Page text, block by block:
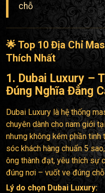
chỗ
🌟 Top 10 Địa Chỉ
Thích Nhất
1. Dubai Luxury –
Đúng Nghĩa Đẳng
Dubai Luxury là hệ thống
chuyên dành cho nam giới
nhưng không kém phần tinh
sóc khách hàng chuẩn 5
ông thành đạt, yêu thích sự
đúng nơi – vuốt ve đúng
Lý do chọn Dubai Luxury: